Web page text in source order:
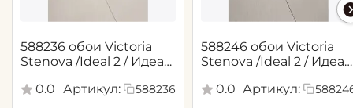
588236 обои Victoria
Stenova /Ideal 2 / Идеал
0.0
Артикул: 588236
588246 обои Victoria
Stenova /Ideal 2 / Идеал
0.0 Артикул: